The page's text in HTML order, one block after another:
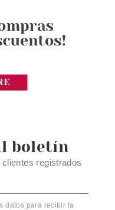
boletín
registrados
datos para recibir la